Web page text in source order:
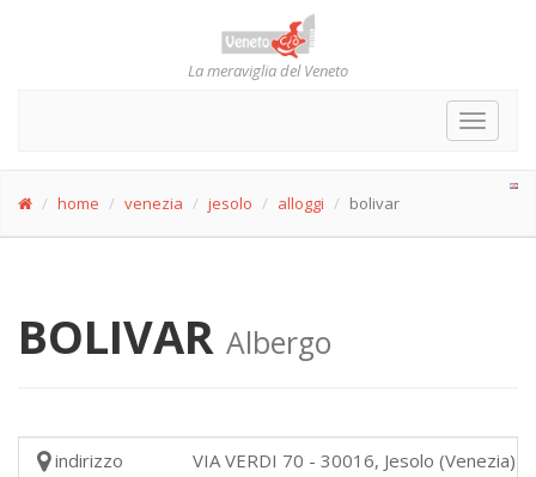
La meraviglia del Veneto
Toggle
home venezia jesolo alloggi bolivar
BOLIVAR Albergo
indirizzo
VIA VERDI 70 - 30016, Jesolo (Venezia)